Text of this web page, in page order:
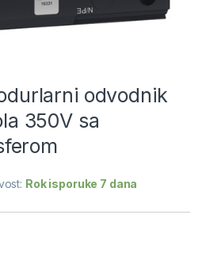
odvodnik
350V sa
Rok isporuke 7 dana